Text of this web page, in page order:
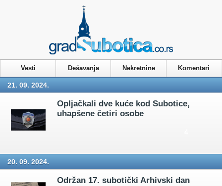
Vesti Dešavanja Nekretnine Komentari
21. 09. 2024.
Opljačkali dve kuće kod Subotice,
uhapšene četiri osobe
20. 09. 2024.
Održan 17. subotički Arhivski dan
Privacy & Cookies Policy